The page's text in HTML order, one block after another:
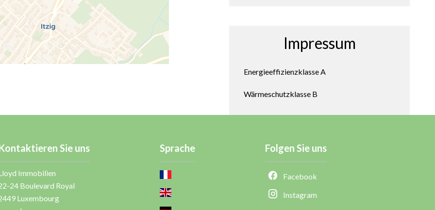
Impressum
EnergieeffizienzklasseA
Wärmeschutzklasse B
Sie uns
Immobilien
24 Boulevard Royal
Luxembourg
Sprache Folgen Sie uns
Facebook
Instagram